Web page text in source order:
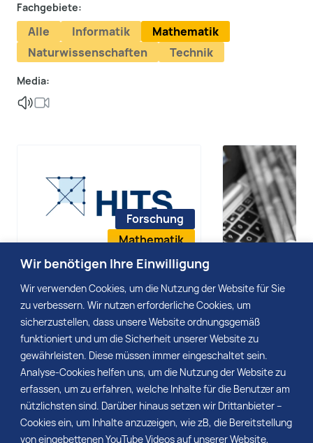
Wir benötigen Ihre Einwilligung
Wir verwenden Cookies, um die Nutzung der Website für Sie
zu verbessern. Wir nutzen erforderliche Cookies, um
sicherzustellen, dass unsere Website ordnungsgemäß
funktioniert und um die Sicherheit unserer Website zu
gewährleisten. Diese müssen immer eingeschaltet sein.
Analyse-Cookies helfen uns, um die Nutzung der Website zu
erfassen, um zu erfahren, welche Inhalte für die Benutzer am
nützlichsten sind. Darüber hinaus setzen wir Drittanbieter –
Cookies ein, um Inhalte anzuzeigen, wie zB, die Bereitstellung
von eingebettenen YouTube Videos auf unserer Website,
Fachgebiete:
Alle Informatik
Mathematik
Naturwissenschaften
Technik
Media:
Forschung
Mathematik
14. Dezember 2022
Audiobeitrag: Wie man
die
Fußballweltmeisterschaft
berechnet
Mehr
Audiobeitrag:
Heidelberg
Forum
Mehr